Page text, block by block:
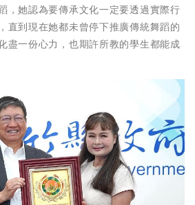
，她認為要傳承文化一定要透過實際行
直到現在她都未曾停下推廣傳統舞蹈的
盡一份心力，也期許所教的學生都能成